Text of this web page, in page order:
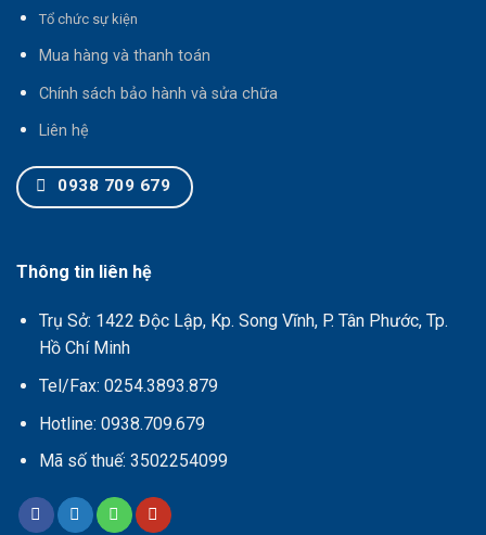
Tổ chức sự kiện
Mua hàng và thanh toán
Chính sách bảo hành và sửa chữa
Liên hệ
0938 709 679
Thông tin liên hệ
Trụ Sở: 1422 Độc Lập, Kp. Song Vĩnh, P. Tân Phước, Tp.
Hồ Chí Minh
Tel/Fax: 0254.3893.879
Hotline: 0938.709.679
Mã số thuế: 3502254099